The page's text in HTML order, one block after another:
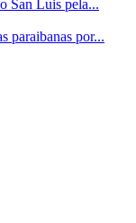
San Luis pela...
paraibanas por...